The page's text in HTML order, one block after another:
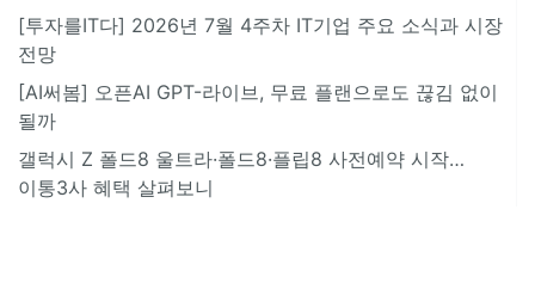
[투자를IT다] 2026년 7월 4주차 IT기업 주요 소식과 시장
전망
[AI써봄] 오픈AI GPT-라이브, 무료 플랜으로도 끊김 없이
될까
갤럭시 Z 폴드8 울트라·폴드8·플립8 사전예약 시작…
이통3사 혜택 살펴보니